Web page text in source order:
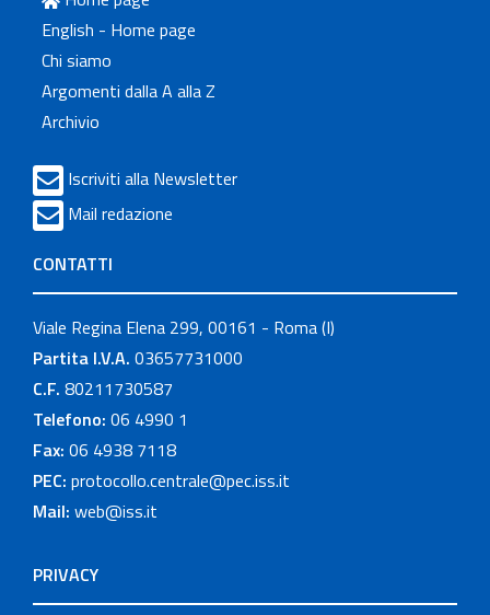
English - Home page
Chi siamo
Argomenti dalla A alla Z
Archivio
Iscriviti alla Newsletter
Mail redazione
CONTATTI
Viale Regina Elena 299, 00161 - Roma (I)
Partita I.V.A. 03657731000
C.F. 80211730587
Telefono: 06 4990 1
Fax: 06 4938 7118
PEC: protocollo.centrale@pec.iss.it
Mail: web@iss.it
PRIVACY